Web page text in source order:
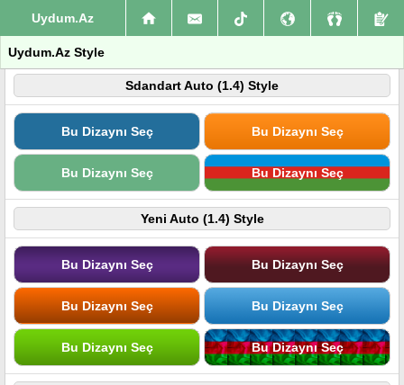
Uydum.Az
Uydum.Az Style
Sdandart Auto (1.4) Style
Bu Dizaynı Seç Bu Dizaynı Seç
Bu Dizaynı Seç Bu Dizaynı Seç
Yeni Auto (1.4) Style
Bu Dizaynı Seç Bu Dizaynı Seç
Bu Dizaynı Seç Bu Dizaynı Seç
Bu Dizaynı Seç Bu Dizaynı Seç